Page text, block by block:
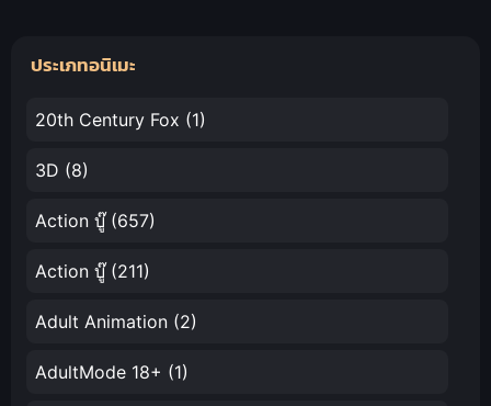
นิเมะฮา
ประเภทอนิเมะ
20th Century Fox (1)
3D (8)
Action บู๊(657)
Action บู๊(211)
Adult Animation (2)
AdultMode 18+ (1)